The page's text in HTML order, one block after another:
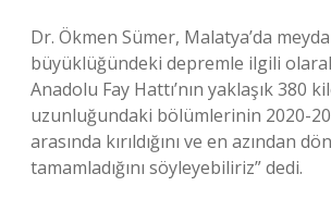
Dr. Ökmen Sümer, Malatya’da
büyüklüğündeki depremle ilgili
Anadolu Fay Hattı’nın yaklaşık 380
uzunluğundaki bölümlerinin 2020-
arasında kırıldığını ve en azından
tamamladığını söyleyebiliriz” dedi.